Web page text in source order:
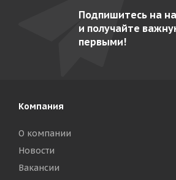
Кваркини КА-500-01 5
Командор-2/5-Э
Подпишитесь на
и получайте
первыми!
Компания
О компании
Новости
Вакансии